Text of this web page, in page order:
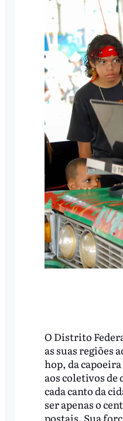
O Distrito
as suas regiões
hop, da
aos coletivos
cada canto da
ser apenas o
postais. Sua